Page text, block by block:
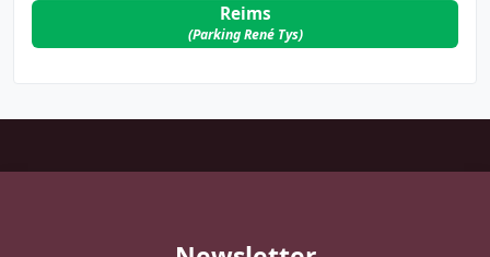
Reims
(Parking René Tys)
de